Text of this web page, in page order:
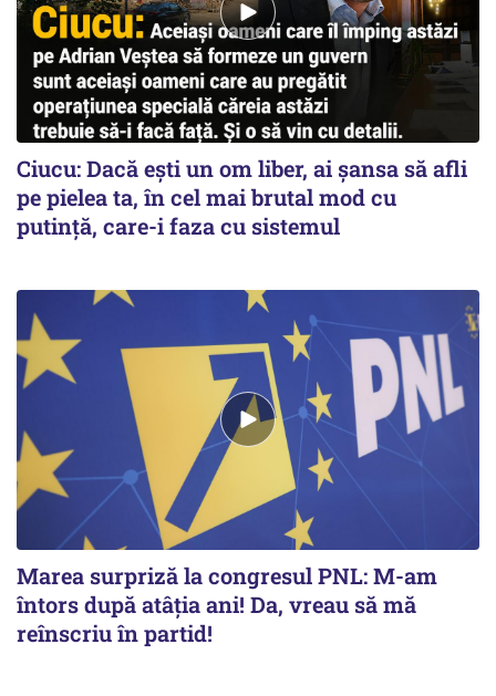
Ciucu: Dacă ești un om liber, ai șansa să afli
pe pielea ta, în cel mai brutal mod cu
putință, care-i faza cu sistemul
Marea surpriză la congresul PNL: M-am
întors după atâția ani! Da, vreau să mă
reînscriu în partid!